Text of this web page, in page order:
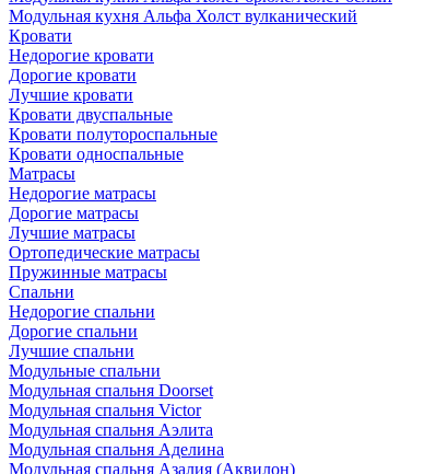
Модульная кухня Альфа Холст вулканический
Кровати
Недорогие кровати
Дорогие кровати
Лучшие кровати
Кровати двуспальные
Кровати полутороспальные
Кровати односпальные
Матрасы
Недорогие матрасы
Дорогие матрасы
Лучшие матрасы
Ортопедические матрасы
Пружинные матрасы
Cпальни
Недорогие спальни
Дорогие спальни
Лучшие спальни
Модульные спальни
Модульная спальня Doorset
Модульная спальня Victor
Модульная спальня Аэлита
Модульная спальня Аделина
Модульная спальня Азалия (Аквилон)